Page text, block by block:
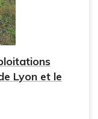
Lyon et le